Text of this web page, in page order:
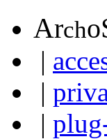
Archo
|
|
|